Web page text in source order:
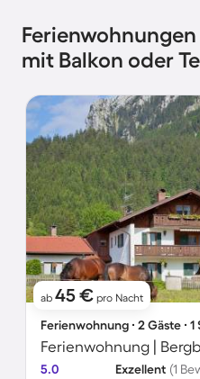
mit Balkon oder
ab 45 € pro Nacht
Ferienwohnung ∙ 2 Gäste ∙
Ferienwohnung |
5.0 Exzellent (1